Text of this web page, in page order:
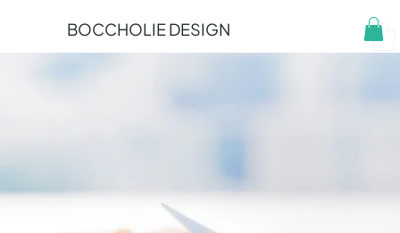
BOCCHOLIE DESIGN